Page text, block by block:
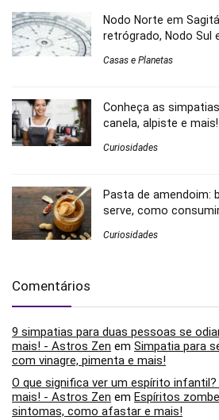
Nodo Norte em
retrógrado, Nodo Sul
Casas e Planetas
Conheça as
canela, alpiste e mais!
Curiosidades
Pasta de amendoim:
serve, como
Curiosidades
Comentários
9 simpatias para duas pessoas se
mais! - Astros Zen em Simpatia para
com vinagre, pimenta e mais!
O que significa ver um espírito
mais! - Astros Zen em Espíritos
sintomas, como afastar e mais!